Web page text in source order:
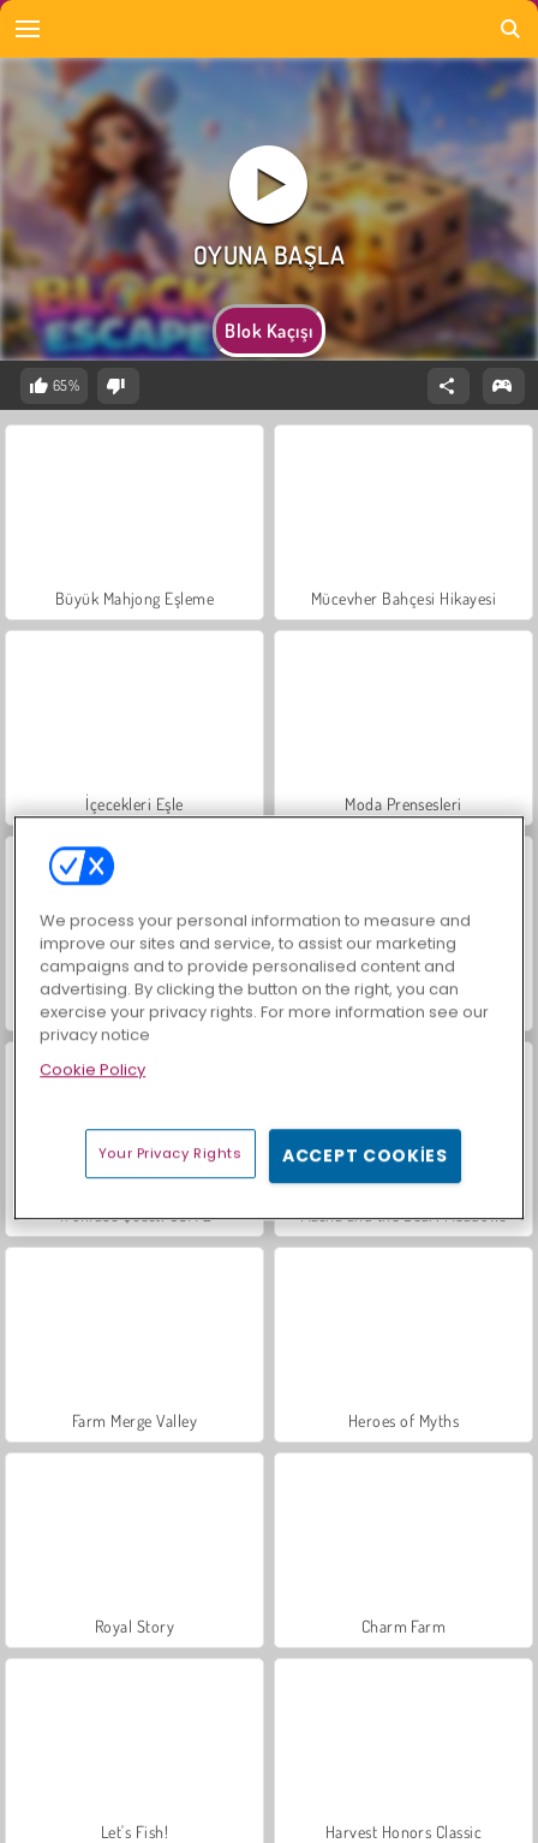
Blok Kaçışı
65%
Büyük Mahjong Eşleme Mücevher Bahçesi Hikayesi
İçecekleri Eşle Moda Prensesleri
Scala 40 Sosyal İskambil
Trollface Quest: USA 2 Masha and the Bear: Meadows
Farm Merge Valley Heroes of Myths
Royal Story Charm Farm
Let's Fish! Harvest Honors Classic
We process your personal information to measure and
improve our sites and service, to assist our marketing
campaigns and to provide personalised content and
advertising. By clicking the button on the right, you can
exercise your privacy rights. For more information see our
privacy notice
Cookie Policy
Your Privacy Rights ACCEPT COOKIES